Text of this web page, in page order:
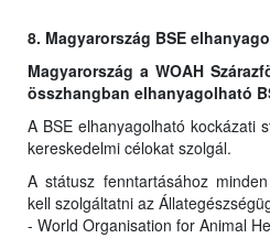
8. Magyarország BSE
Magyarország a WOAH
összhangban elhanyagolható
A BSE elhanyagolható kockázati
kereskedelmi célokat szolgál.
A státusz fenntartásához
kell szolgáltatni az
- World Organisation for Animal